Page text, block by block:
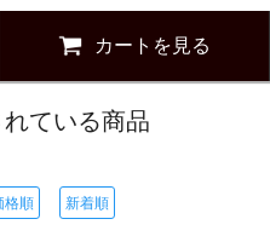
カートを見る
れている商品
格順 新着順